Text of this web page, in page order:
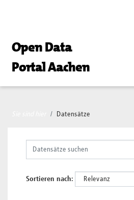
Open Data
Portal Aachen
Datensätze
Sortieren nach